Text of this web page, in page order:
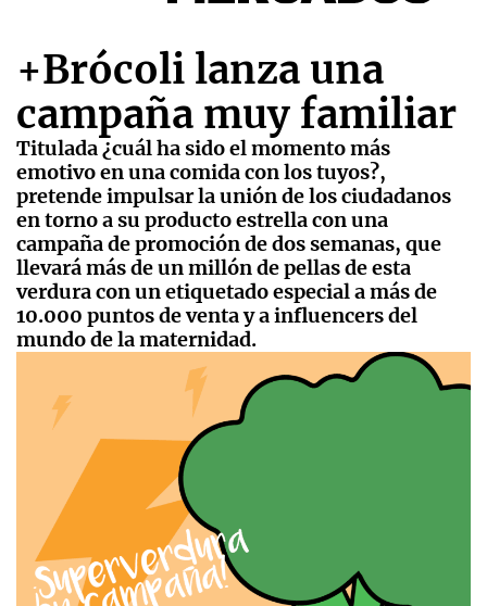
+Brócoli lanza una
campaña muy familiar
Titulada ¿cuál ha sido el momento más
emotivo en una comida con los tuyos?,
pretende impulsar la unión de los ciudadanos
en torno a su producto estrella con una
campaña de promoción de dos semanas, que
llevará más de un millón de pellas de esta
verdura con un etiquetado especial a más de
10.000 puntos de venta y a influencers del
mundo de la maternidad.